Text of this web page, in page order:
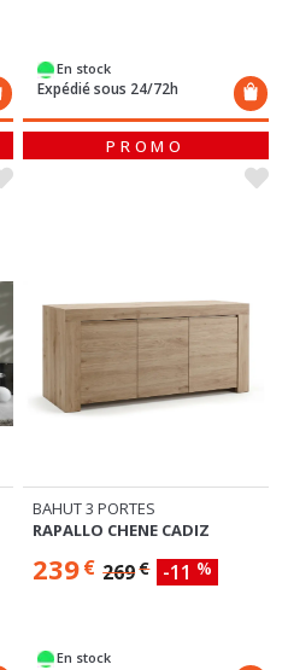
En stock
Expédié sous 24/72h
PROMO
BAHUT 3 PORTES
RAPALLO CHENE CADIZ
239€ 269€ -11 %
En stock